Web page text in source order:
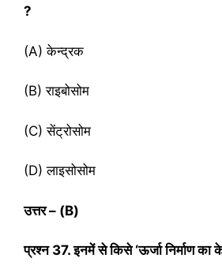
?
(A) केन्द्रक
(B) राइबोसोम
(C) सेंट्रोसोम
(D) लाइसोसोम
उत्तर– (B)
प्रश्‍न 37. इनमें से किसे ‘ऊर्जा निर्माण का